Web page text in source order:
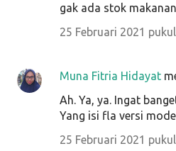
gak ada stok
25 Februari 2021
Muna Fitria Hidayat
Ah. Ya, ya. Ingat
Yang isi fla versi
25 Februari 2021